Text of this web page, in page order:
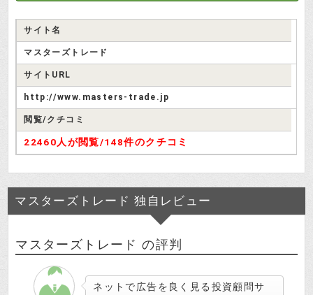
サイト名
マスターズトレード
サイトURL
http://www.masters-trade.jp
閲覧/クチコミ
22460人が閲覧/148件のクチコミ
マスターズトレード 独自レビュー
マスターズトレード の評判
ネットで広告を良く見る投資顧問サ